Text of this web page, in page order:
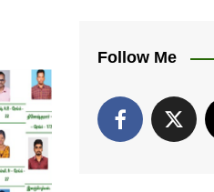
Follow Me